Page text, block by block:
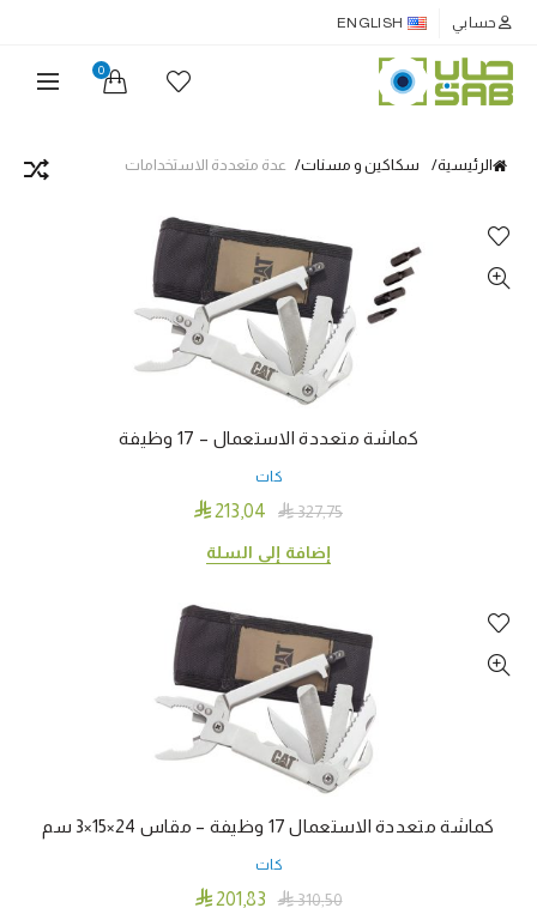
حسابي ENGLISH
0
الرئيسية سكاكين و مسنات عدة متعددة الاستخدامات
كماشة متعددة الاستعمال – 17 وظيفة
كات

327٫75  213٫04
إضافة إلى السلة
كماشة متعددة الاستعمال 17 وظيفة – مقاس 24×15×3 سم
كات

310٫50  201٫83